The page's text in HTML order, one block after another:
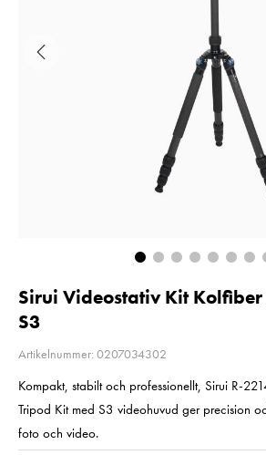
NiSi UV
Pro Nano
77mm
1
1 349 kr
I lager
Sirui Videostativ Kit Kolfiber
S3
Artikelnummer: 0207034302
Kompakt, stabilt och professionellt, Sirui R-
Tripod Kit med S3 videohuvud ger precision
foto och video.